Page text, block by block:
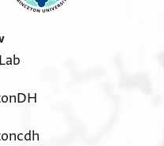
ממטלטלי ואפילו
כאסמכתא ודלא
מוח[זקי] בבי דינא